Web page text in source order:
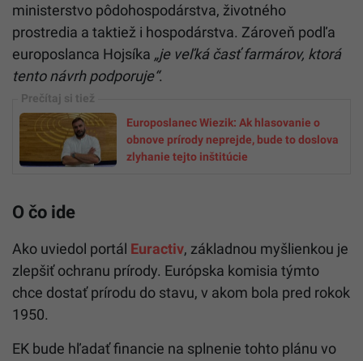
ministerstvo pôdohospodárstva, životného
prostredia a taktiež i hospodárstva. Zároveň podľa
europoslanca Hojsíka „je veľká časť farmárov, ktorá
tento návrh podporuje“.
Europoslanec Wiezik: Ak hlasovanie o
obnove prírody neprejde, bude to doslova
zlyhanie tejto inštitúcie
O čo ide
Ako uviedol portál Euractiv, základnou myšlienkou je
zlepšiť ochranu prírody. Európska komisia týmto
chce dostať prírodu do stavu, v akom bola pred rokok
1950.
EK bude hľadať financie na splnenie tohto plánu vo